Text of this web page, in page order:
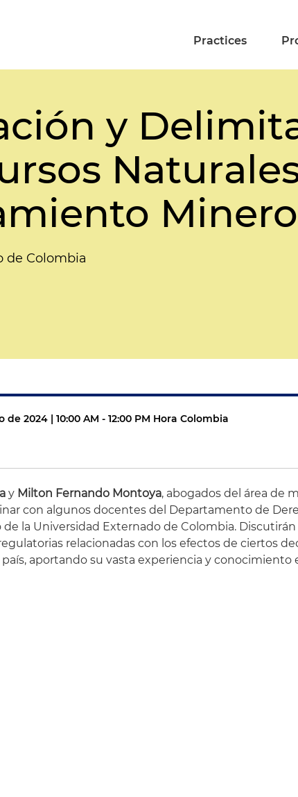
Practices
y
de Colombia
de 2024 | 10:00 AM - 12:00 PM Hora Colombia
y Milton Fernando Montoya, abogados del área de
con algunos docentes del Departamento de
la Universidad Externado de Colombia.
relacionadas con los efectos de ciertos
aportando su vasta experiencia y conocimiento